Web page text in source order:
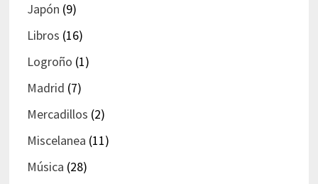
Japón (9)
Libros (16)
Logroño (1)
Madrid (7)
Mercadillos (2)
Miscelanea (11)
Música (28)